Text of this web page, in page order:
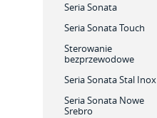
Seria Sonata
Seria Sonata Touch
Sterowanie
bezprzewodowe
Seria Sonata Stal Inox
Seria Sonata Nowe
Srebro